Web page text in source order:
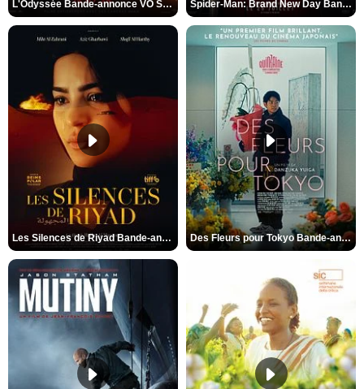
L'Odyssée Bande-annonce VO STFR Spider-Man: Brand New Day Bande-annonce VO STFR
Les Silences de Riyad Bande-annonce VO STFR Des Fleurs pour Tokyo Bande-annonce VO STFR